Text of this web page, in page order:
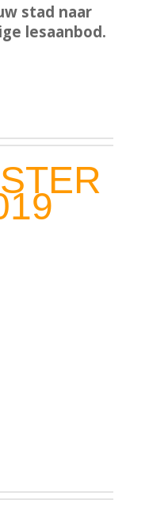
stad naar
lesaanbod.